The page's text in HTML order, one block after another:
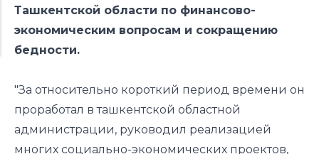
Ташкентской области по финансово-
экономическим вопросам и сокращению
бедности.
"За относительно короткий период времени он
проработал в ташкентской областной
администрации, руководил реализацией
многих социально-экономических проектов,